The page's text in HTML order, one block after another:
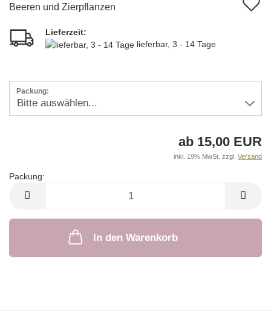
Beeren und Zierpflanzen
Lieferzeit:
lieferbar, 3 - 14 Tage
Packung:
ab 15,00 EUR
inkl. 19% MwSt. zzgl. Versand
Packung:
In den Warenkorb